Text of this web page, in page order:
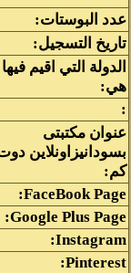
عدد البوستات:
تاريخ التسجيل:
الدولة التي اقيم فيها
هي:
:
عنوان مكتبتى
بسودانيزاونلاين
كم:
FaceBook Page:
Google Plus Page:
Instagram:
Pinterest: